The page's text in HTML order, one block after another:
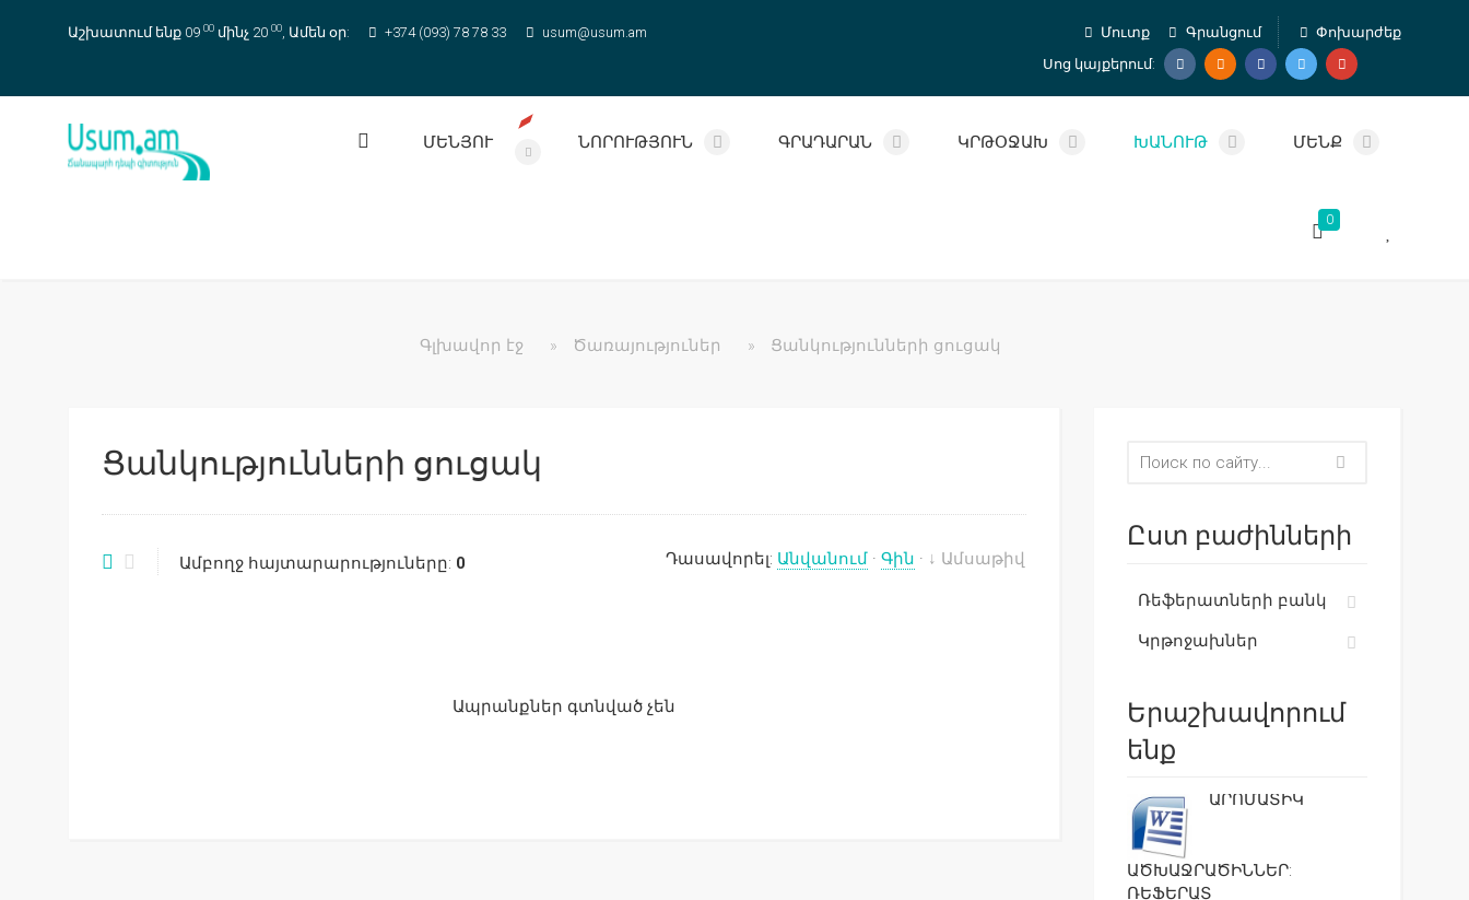
Աշխատում ենք 09 00 մինչ 20 00, Ամեն օր: +374 (093) 78 78 33 usum@usum.am Փոխարժեք
Մուտք
Գրանցում
Սոց կայքերում:
ՄԵՆՅՈՒ ՆՈՐՈՒԹՅՈՒՆ ԳՐԱԴԱՐԱՆ ԿՐԹՕՋԱԽ ԽԱՆՈՒԹ ՄԵՆՔ
0
Գլխավոր էջ » Ծառայություներ » Ցանկությունների ցուցակ
Ցանկությունների ցուցակ
Ամբողջ հայտարարություները: 0 Դասավորել: Անվանում ·Գին · ↓ Ամսաթիվ
Ապրանքներ գտնված չեն
Ըստ բաժինների
Ռեֆերատների բանկ
Կրթոջախներ
Երաշխավորում
ենք
ԱՐՈՄԱՏԻԿ
ԱԾԽԱՋՐԱԾԻՆՆԵՐ:
ՌԵՖԵՐԱՏ